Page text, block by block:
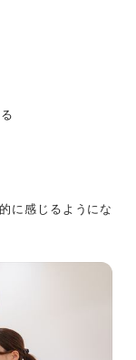
に感じるようにな